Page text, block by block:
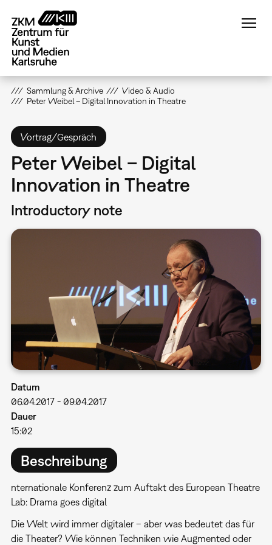
zum
Inhalt
Sammlung & Archive
Video & Audio
Peter Weibel – Digital Innovation in Theatre
Vortrag/Gespräch
Peter Weibel – Digital
Innovation in Theatre
Introductory note
Datum
06.04.2017- 09.04.2017
Dauer
15:02
Beschreibung
nternationale Konferenz zum Auftakt des European Theatre
Lab: Drama goes digital
Die Welt wird immer digitaler – aber was bedeutet das für
die Theater? Wie können Techniken wie Augmented oder